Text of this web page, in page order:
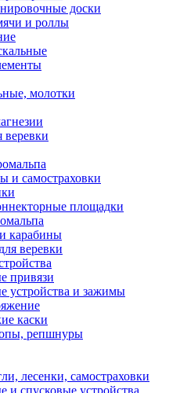
доски
и роллы
молотки
веревки
и самостраховки
площадки
карабины
веревки
привязи
устройства и зажимы
каски
репшнуры
лесенки, самостраховки
и спусковые устройства